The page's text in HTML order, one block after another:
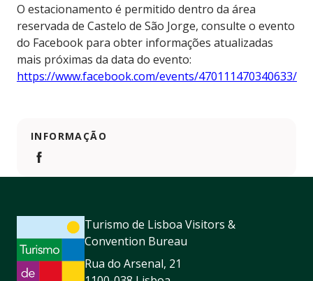
O estacionamento é permitido dentro da área
reservada de Castelo de São Jorge, consulte o evento
do Facebook para obter informações atualizadas
mais próximas da data do evento:
https://www.facebook.com/events/470111470340633/
INFORMAÇÃO
https://www.facebook.com/events/470111470340633/
Turismo de Lisboa Visitors &
Convention Bureau
Rua do Arsenal, 21